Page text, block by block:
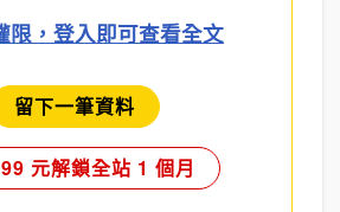
限，登入即可查看全文
留下一筆資料
元解鎖全站 1 個月